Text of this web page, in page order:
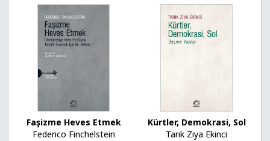
Faşizme Heves Etmek
Federico Finchelstein
Kürtler, Demokrasi, Sol
Tarık Ziya Ekinci